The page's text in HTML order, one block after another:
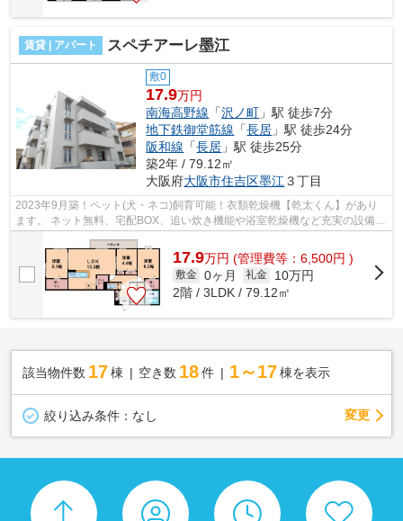
賃貸 | アパート スペチアーレ墨江
敷0
17.9万円
南海高野線 「沢ノ町 」駅 徒歩7分
地下鉄御堂筋線 「長居 」駅 徒歩24分
阪和線 「長居 」駅 徒歩25分
築2年 / 79.12㎡
大阪府大阪市住吉区墨江３丁目
2023年9月築！ペット(犬・ネコ)飼育可能！衣類乾燥機【乾太くん】があり
ます。 ネット無料、宅配BOX、追い炊き機能や浴室乾燥機など充実の設備！
17.9万円 (管理費等：6,500円 )
敷金 0ヶ月 礼金
10万円
2階 / 3LDK / 79.12㎡
該当物件数 17棟 空き数 18 件 1～17 棟を表示
絞り込み条件： なし 変更